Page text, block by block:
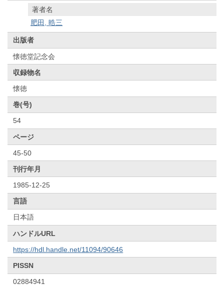
著者名
肥田, 晧三
出版者
懐徳堂記念会
収録物名
懐徳
巻(号)
54
ページ
45-50
刊行年月
1985-12-25
言語
日本語
ハンドルURL
https://hdl.handle.net/11094/90646
PISSN
02884941